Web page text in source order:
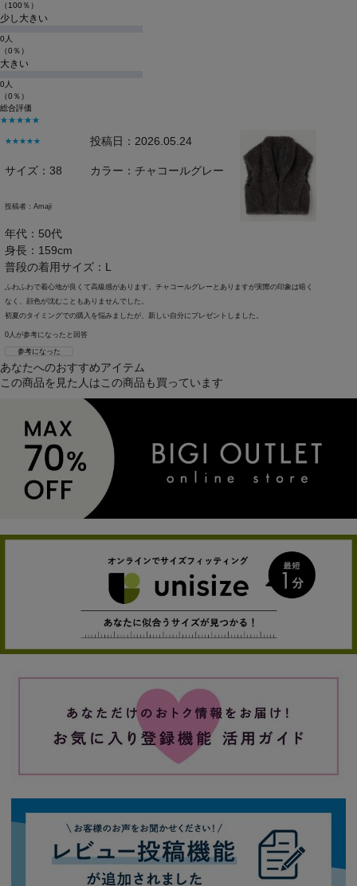
（100％）
少し大きい
0人
（0％）
大きい
0人
（0％）
総合評価
★★★★★
★★★★★ 投稿日：2026.05.24
サイズ：38 カラー：チャコールグレー
投稿者：Amaji
年代：50代
身長：159cm
普段の着用サイズ：L
ふわふわで着心地が良くて高級感があります。チャコールグレーとありますが実際の印象は暗く
なく、顔色が沈むこともありませんでした。
初夏のタイミングでの購入を悩みましたが、新しい自分にプレゼントしました。
0人が参考になったと回答
参考になった
あなたへのおすすめアイテム
この商品を見た人はこの商品も買っています